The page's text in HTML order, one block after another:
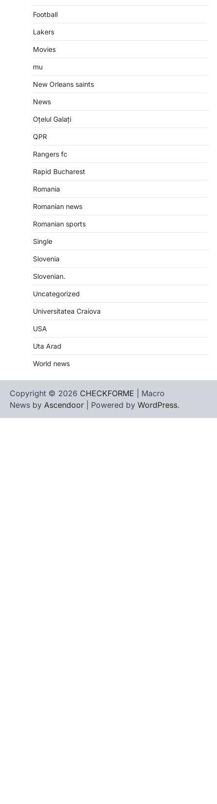
Football
Lakers
Movies
mu
New Orleans saints
News
Oțelul Galați
QPR
Rangers fc
Rapid Bucharest
Romania
Romanian news
Romanian sports
Single
Slovenia
Slovenian.
Uncategorized
Universitatea Craiova
USA
Uta Arad
World news
Copyright © 2026 CHECKFORME | Macro
News by Ascendoor | Powered by WordPress.